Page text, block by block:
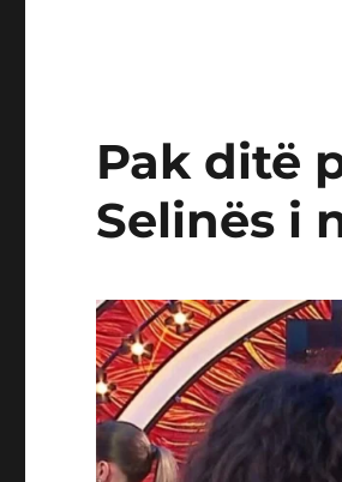
Pak ditë
Selinës i